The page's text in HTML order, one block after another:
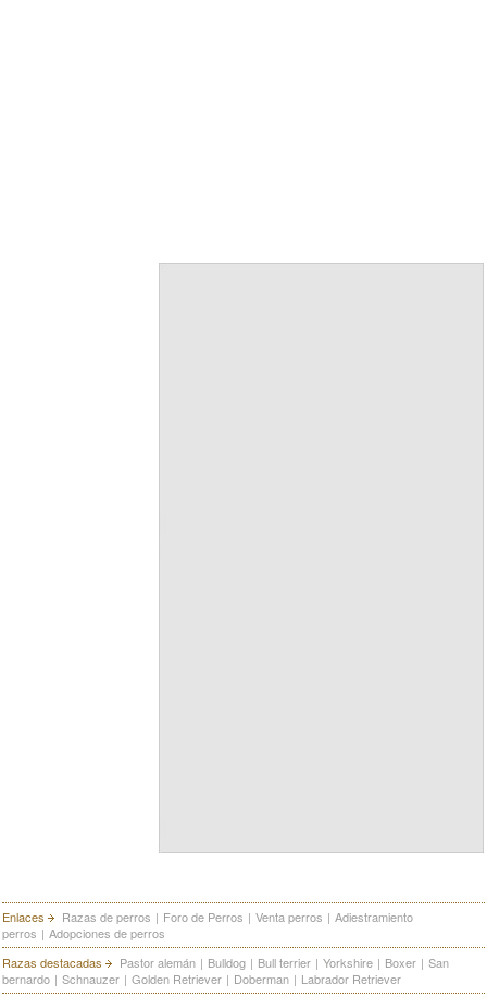
Enlaces Razas de perros | Foro de Perros | Venta perros | Adiestramiento
perros | Adopciones de perros
Razas destacadas
Pastor alemán | Bulldog | Bull terrier | Yorkshire | Boxer | San
bernardo | Schnauzer | Golden Retriever | Doberman | Labrador Retriever